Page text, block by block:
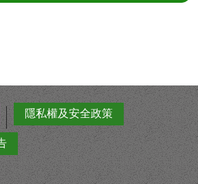
隱私權及安全政策